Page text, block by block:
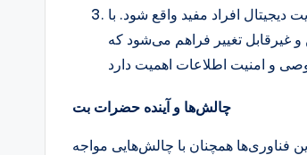
افراد مفید واقع شود. با
و غیرقابل تغییر فراهم می‌شود که
چالش‌ها و آینده حضرات بت
فناوری‌ها همچنان با چالش‌هایی مواجه